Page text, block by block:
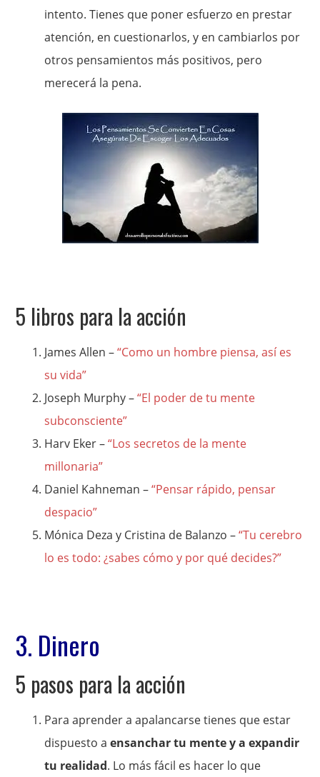
intento. Tienes que poner esfuerzo en prestar
atención, en cuestionarlos, y en cambiarlos por
otros pensamientos más positivos, pero
merecerá la pena.
5 libros para la acción
James Allen –“Como un hombre piensa, así es
su vida”
Joseph Murphy –“El poder de tu mente
subconsciente”
Harv Eker –“Los secretos de la mente
millonaria”
Daniel Kahneman –“Pensar rápido, pensar
despacio”
Mónica Deza y Cristina de Balanzo –“Tu cerebro
lo es todo: ¿sabes cómo y por qué decides?”
3. Dinero
5 pasos para la acción
Para aprender a apalancarse tienes que estar
dispuesto aensanchar tu mente y a expandir
tu realidad. Lo más fácil es hacer lo que